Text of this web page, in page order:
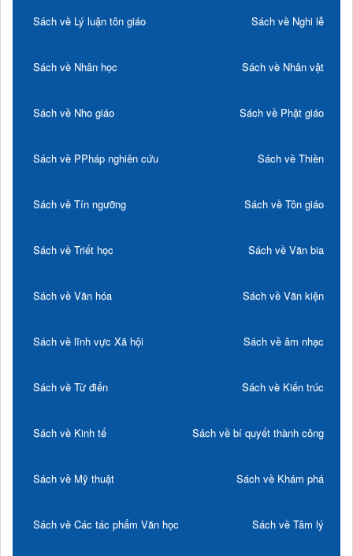
Sách về Lý luận tôn giáo Sách về Nghi lễ
Sách về Nhân học Sách về Nhân vật
Sách về Nho giáo Sách về Phật giáo
Sách về PPháp nghiên cứu Sách về Thiền
Sách về Tín ngưỡng Sách về Tôn giáo
Sách về Triết học Sách về Văn bia
Sách về Văn hóa Sách về Văn kiện
Sách về lĩnh vực Xã hội Sách về âm nhạc
Sách về Từ điển Sách về Kiến trúc
Sách về Kinh tế Sách về bí quyết thành công
Sách về Mỹ thuật Sách về Khám phá
Sách về Các tác phẩm Văn học Sách về Tâm lý